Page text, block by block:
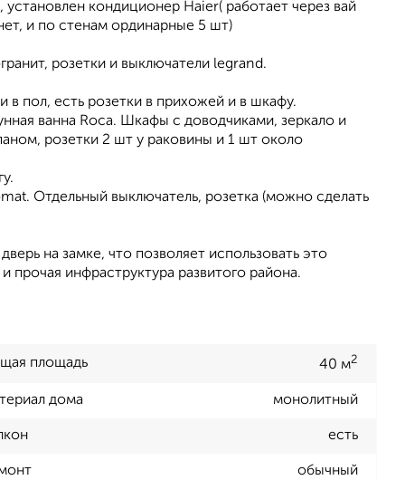
кондиционер Haier( работает через вай
и по стенам ординарные 5 шт)
розетки и выключатели lеgrаnd.
пол, есть розетки в прихожей и в шкафу.
ванна Roca. Шкафы с доводчиками, зеркало и
розетки 2 шт у раковины и 1 шт около
Отдельный выключатель, розетка (можно сделать
на замке, что позволяет использовать это
инфраструктура развитого района.
площадь 40 м2
дома монолитный
есть
обычный